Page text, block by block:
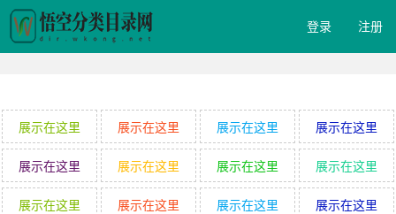
登录 注册
展示在这里 展示在这里 展示在这里 展示在这里
展示在这里 展示在这里 展示在这里 展示在这里
展示在这里 展示在这里 展示在这里 展示在这里